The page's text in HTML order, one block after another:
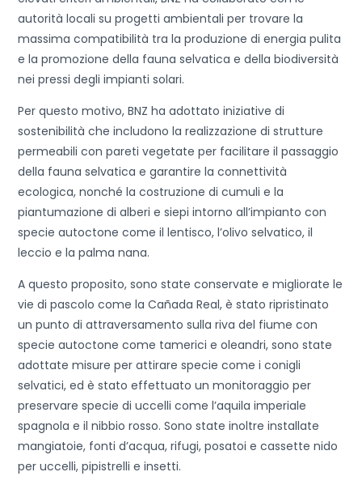
autorità locali su progetti ambientali per trovare la
massima compatibilità tra la produzione di energia pulita
e la promozione della fauna selvatica e della biodiversità
nei pressi degli impianti solari.
Per questo motivo, BNZ ha adottato iniziative di
sostenibilità che includono la realizzazione di strutture
permeabili con pareti vegetate per facilitare il passaggio
della fauna selvatica e garantire la connettività
ecologica, nonché la costruzione di cumuli e la
piantumazione di alberi e siepi intorno all’impianto con
specie autoctone come il lentisco, l’olivo selvatico, il
leccio e la palma nana.
A questo proposito, sono state conservate e migliorate le
vie di pascolo come la Cañada Real, è stato ripristinato
un punto di attraversamento sulla riva del fiume con
specie autoctone come tamerici e oleandri, sono state
adottate misure per attirare specie come i conigli
selvatici, ed è stato effettuato un monitoraggio per
preservare specie di uccelli come l’aquila imperiale
spagnola e il nibbio rosso. Sono state inoltre installate
mangiatoie, fonti d’acqua, rifugi, posatoi e cassette nido
per uccelli, pipistrelli e insetti.